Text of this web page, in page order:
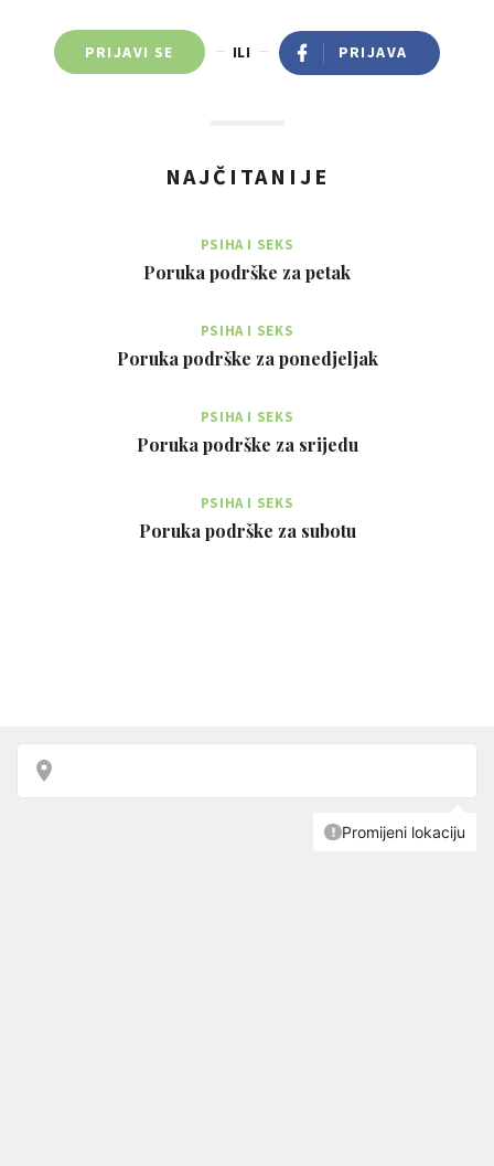
PRIJAVI SE ILI PRIJAVA
NAJČITANIJE
PSIHA I SEKS
Poruka podrške za petak
PSIHA I SEKS
Poruka podrške za ponedjeljak
PSIHA I SEKS
Poruka podrške za srijedu
PSIHA I SEKS
Poruka podrške za subotu